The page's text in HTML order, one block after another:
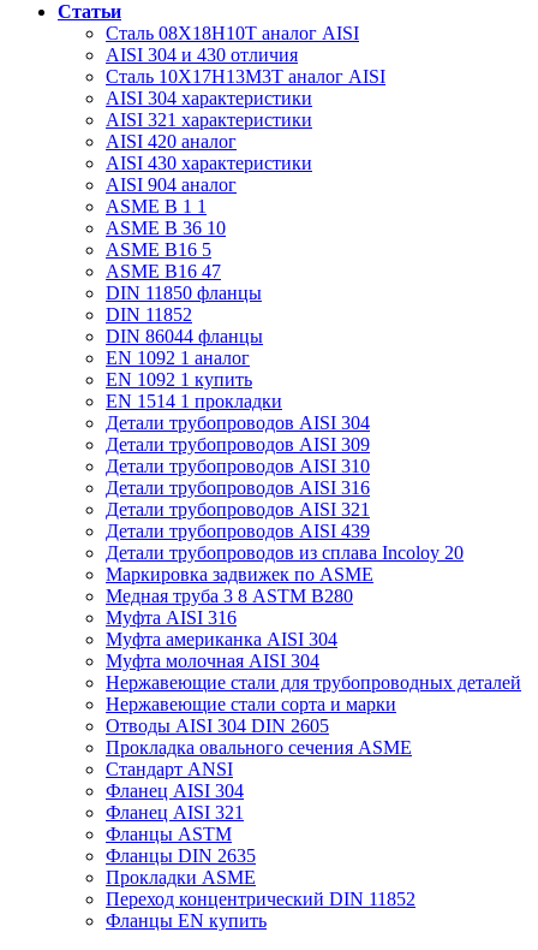
Статьи
Сталь 08Х18Н10Т аналог AISI
AISI 304 и 430 отличия
Сталь 10Х17Н13М3Т аналог AISI
AISI 304 характеристики
AISI 321 характеристики
AISI 420 аналог
AISI 430 характеристики
AISI 904 аналог
ASME B 1 1
ASME B 36 10
ASME B16 5
ASME B16 47
DIN 11850 фланцы
DIN 11852
DIN 86044 фланцы
EN 1092 1 аналог
EN 1092 1 купить
EN 1514 1 прокладки
Детали трубопроводов AISI 304
Детали трубопроводов AISI 309
Детали трубопроводов AISI 310
Детали трубопроводов AISI 316
Детали трубопроводов AISI 321
Детали трубопроводов AISI 439
Детали трубопроводов из сплава Incoloy 20
Маркировка задвижек по ASME
Медная труба 3 8 ASTM B280
Муфта AISI 316
Муфта американка AISI 304
Муфта молочная AISI 304
Нержавеющие стали для трубопроводных деталей
Нержавеющие стали сорта и марки
Отводы AISI 304 DIN 2605
Прокладка овального сечения ASME
Стандарт ANSI
Фланец AISI 304
Фланец AISI 321
Фланцы ASTM
Фланцы DIN 2635
Прокладки ASME
Переход концентрический DIN 11852
Фланцы EN купить